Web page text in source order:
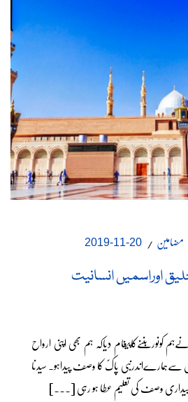
مضامین 20-11-2019
اوراسمیں انسانیت
کونوربننےکاپیغام دیاکہ ہم بھی اپنی ارواح
سےہمارےاندرنبی پاکؐ کا وصف پیداہو۔ سیدنا
بیداری وصف کی تعلیم عطا ہو رہی [...]